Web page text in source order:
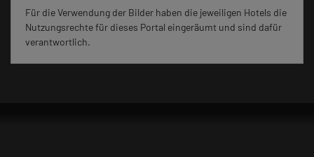
Für die Verwendung der Bilder haben die jeweiligen Hotels die
Nutzungsrechte für dieses Portal eingeräumt und sind dafür
verantwortlich.